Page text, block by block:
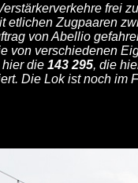
frei
etlichen Zugpaaren
von Abellio
von verschiedenen
hier die 143 295, die
Die Lok ist noch im